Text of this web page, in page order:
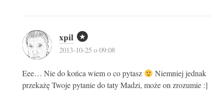
xpil
2013-10-25 o 09:08
Eee… Nie do końca wiem o co pytasz
Niemniej jednak
przekażę Twoje pytanie do taty Madzi, może on zrozumie :]